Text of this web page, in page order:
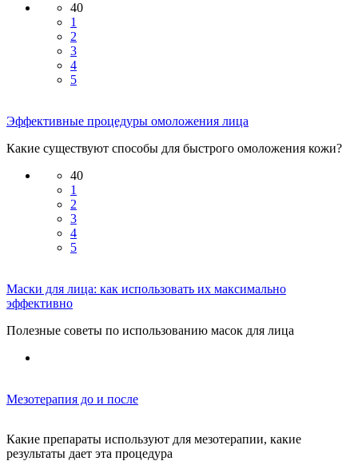
40
1
2
3
4
5
Эффективные процедуры омоложения лица
Какие существуют способы для быстрого омоложения кожи?
40
1
2
3
4
5
Маски для лица: как использовать их максимально
эффективно
Полезные советы по использованию масок для лица
Мезотерапия до и после
Какие препараты используют для мезотерапии, какие
результаты дает эта процедура